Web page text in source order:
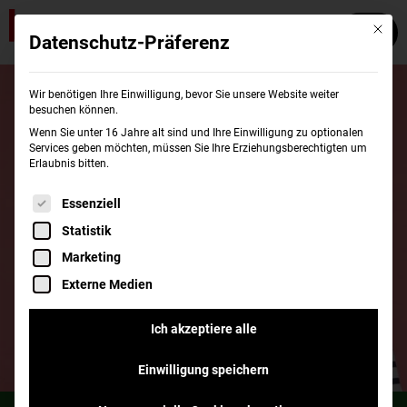
Mit
Datenschutz-Präferenz
Wir benötigen Ihre Einwilligung, bevor Sie unsere Website weiter
besuchen können.
Wenn Sie unter 16 Jahre alt sind und Ihre Einwilligung zu optionalen
Services geben möchten, müssen Sie Ihre Erziehungsberechtigten um
Erlaubnis bitten.
Es folgt eine Liste der Service-Gruppen, für
Essenziell
Statistik
Marketing
Externe Medien
Ich akzeptiere alle
Einwilligung speichern